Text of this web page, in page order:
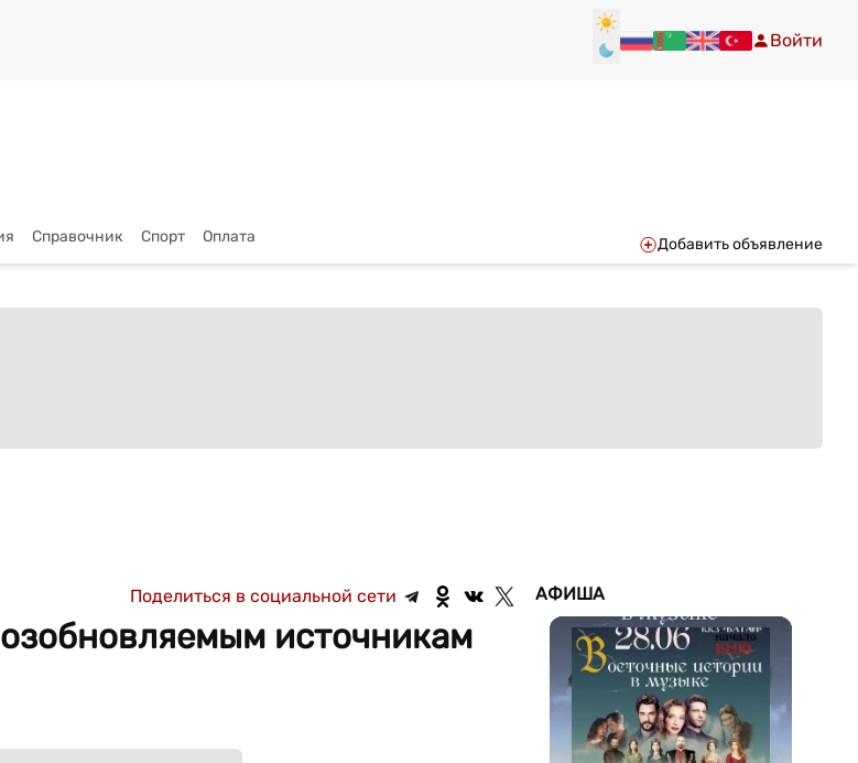
Войти
Справочник Спорт Оплата Добавить объявление
Поделиться в социальной сети
источникам
АФИША